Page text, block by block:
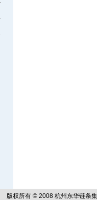
版权所有 © 2008 杭州东华链条